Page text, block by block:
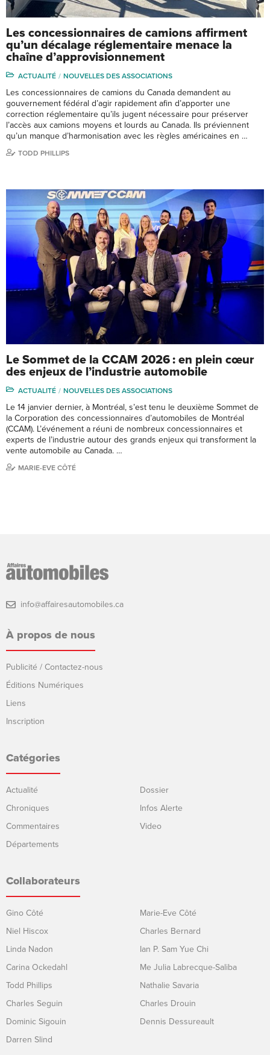
Les concessionnaires de camions affirment
qu’un décalage réglementaire menace la
chaîne d’approvisionnement
ACTUALITÉ NOUVELLES DES ASSOCIATIONS
Les concessionnaires de camions du Canada demandent au
gouvernement fédéral d’agir rapidement afin d’apporter une
correction réglementaire qu’ils jugent nécessaire pour préserver
l’accès aux camions moyens et lourds au Canada. Ils préviennent
qu’un manque d’harmonisation avec les règles américaines en …
TODD PHILLIPS
Le Sommet de la CCAM 2026 : en plein cœur
des enjeux de l’industrie automobile
ACTUALITÉ NOUVELLES DES ASSOCIATIONS
Le 14 janvier dernier, à Montréal, s’est tenu le deuxième Sommet de
la Corporation des concessionnaires d’automobiles de Montréal
(CCAM). L’événement a réuni de nombreux concessionnaires et
experts de l’industrie autour des grands enjeux qui transforment la
vente automobile au Canada. …
MARIE-EVE CÔTÉ
info@affairesautomobiles.ca
À propos de nous
Publicité / Contactez-nous
Éditions Numériques
Liens
Inscription
Catégories
Actualité
Chroniques
Commentaires
Départements
Dossier
Infos Alerte
Video
Collaborateurs
Gino Côté
Niel Hiscox
Linda Nadon
Carina Ockedahl
Todd Phillips
Charles Seguin
Dominic Sigouin
Darren Slind
Marie-Eve Côté
Charles Bernard
Ian P. Sam Yue Chi
Me Julia Labrecque-Saliba
Nathalie Savaria
Charles Drouin
Dennis Dessureault